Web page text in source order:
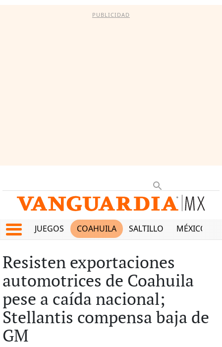
PUBLICIDAD
JUEGOS COAHUILA SALTILLO MÉXICO
Resisten exportaciones
automotrices de Coahuila
pese a caída nacional;
Stellantis compensa baja de
GM